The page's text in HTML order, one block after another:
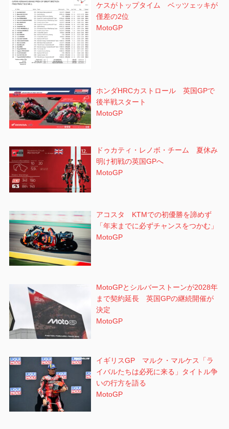
ケスがトップタイム ベッツェッキが
僅差の2位
MotoGP
ホンダHRCカストロール 英国GPで
後半戦スタート
MotoGP
ドゥカティ・レノボ・チーム 夏休み
明け初戦の英国GPへ
MotoGP
アコスタ KTMでの初優勝を諦めず
「年末までに必ずチャンスをつかむ」
MotoGP
MotoGPとシルバーストーンが2028年
まで契約延長 英国GPの継続開催が
決定
MotoGP
イギリスGP マルク・マルケス「ラ
イバルたちは必死に来る」タイトル争
いの行方を語る
MotoGP